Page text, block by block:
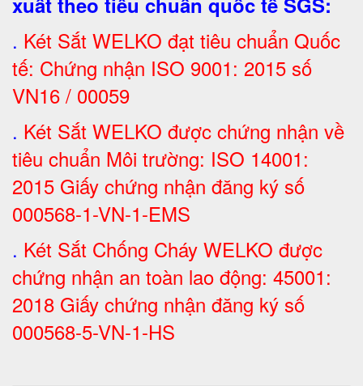
. Két Sắt WELKO đạt tiêu chuẩn Quốc
tế: Chứng nhận ISO 9001: 2015 số
VN16 / 00059
. Két Sắt WELKO được chứng nhận về
tiêu chuẩn Môi trường: ISO 14001:
2015 Giấy chứng nhận đăng ký số
000568-1-VN-1-EMS
. Két Sắt Chống Cháy WELKO được
chứng nhận an toàn lao động: 45001:
2018 Giấy chứng nhận đăng ký số
000568-5-VN-1-HS